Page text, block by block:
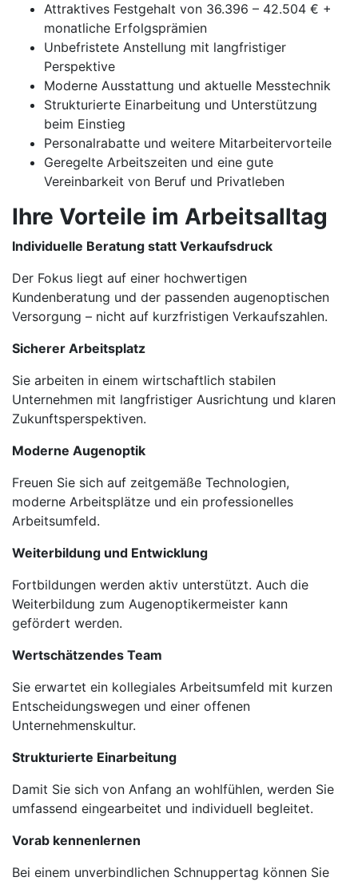
Attraktives Festgehalt von 36.396 – 42.504 € +
monatliche Erfolgsprämien
Unbefristete Anstellung mit langfristiger
Perspektive
Moderne Ausstattung und aktuelle Messtechnik
Strukturierte Einarbeitung und Unterstützung
beim Einstieg
Personalrabatte und weitere Mitarbeitervorteile
Geregelte Arbeitszeiten und eine gute
Vereinbarkeit von Beruf und Privatleben
Ihre Vorteile im Arbeitsalltag
Individuelle Beratung statt Verkaufsdruck
Der Fokus liegt auf einer hochwertigen
Kundenberatung und der passenden augenoptischen
Versorgung – nicht auf kurzfristigen Verkaufszahlen.
Sicherer Arbeitsplatz
Sie arbeiten in einem wirtschaftlich stabilen
Unternehmen mit langfristiger Ausrichtung und klaren
Zukunftsperspektiven.
Moderne Augenoptik
Freuen Sie sich auf zeitgemäße Technologien,
moderne Arbeitsplätze und ein professionelles
Arbeitsumfeld.
Weiterbildung und Entwicklung
Fortbildungen werden aktiv unterstützt. Auch die
Weiterbildung zum Augenoptikermeister kann
gefördert werden.
Wertschätzendes Team
Sie erwartet ein kollegiales Arbeitsumfeld mit kurzen
Entscheidungswegen und einer offenen
Unternehmenskultur.
Strukturierte Einarbeitung
Damit Sie sich von Anfang an wohlfühlen, werden Sie
umfassend eingearbeitet und individuell begleitet.
Vorab kennenlernen
Bei einem unverbindlichen Schnuppertag können Sie